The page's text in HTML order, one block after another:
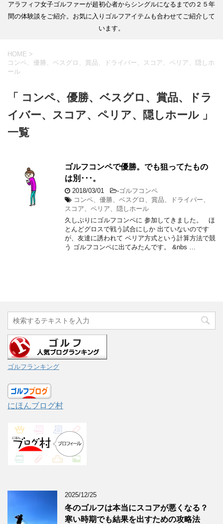
アラフィフ女子ゴルファーが超初心者からシングルになるまでの２５年
間の体験談をご紹介。お気に入りゴルフアイテムも合わせてご紹介して
います。
HOME >
コンペ、優勝、ベスグロ、賞品、ドライバー、スコア、ペリア、隠しホ
ール
「 コンペ、優勝、ベスグロ、賞品、ドラ
イバー、スコア、ペリア、隠しホール 」
一覧
ゴルフコンペで優勝。でも狙ってたもの
は別･･･。
2018/03/01 -ゴルフコンペ
コンペ、優勝、ベスグロ、賞品、ドライバー、
スコア、ペリア、隠しホール
久しぶりにゴルフコンペに 参加してきました。 ほ
とんどグロスで戦う試合にしか 出ていないのです
が、友達に誘われて ペリア方式という計算方法で競
う ゴルフコンペに出てみたんです。 &nbs …
ゴルフランキング
にほんブログ村
2025/12/25
冬のゴルフは本当にスコアが悪くなる？
寒い時期でも結果を出すための攻略法